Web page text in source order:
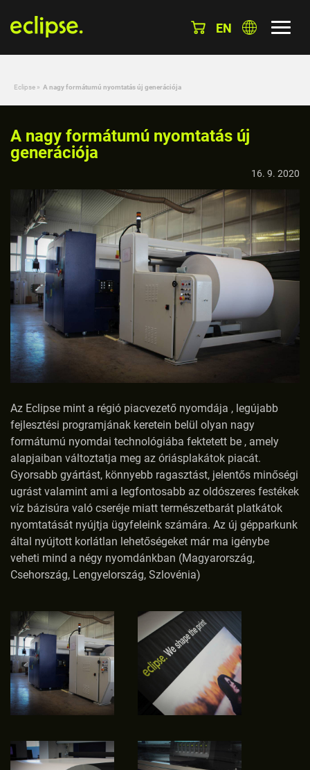
EN
Eclipse » A nagy formátumú nyomtatás új generációja
A nagy formátumú nyomtatás új
generációja
16. 9. 2020
Az Eclipse mint a régió piacvezető nyomdája , legújabb
fejlesztési programjának keretein belül olyan nagy
formátumú nyomdai technológiába fektetett be , amely
alapjaiban változtatja meg az óriásplakátok piacát.
Gyorsabb gyártást, könnyebb ragasztást, jelentős minőségi
ugrást valamint ami a legfontosabb az oldószeres festékek
víz bázisúra való cseréje miatt természetbarát platkátok
nyomtatását nyújtja ügyfeleink számára. Az új gépparkunk
által nyújtott korlátlan lehetőségeket már ma igénybe
veheti mind a négy nyomdánkban (Magyarország,
Csehország, Lengyelország, Szlovénia)